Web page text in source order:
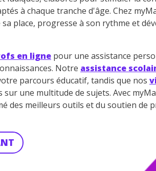
à chaque tranche d'âge. Chez
place, progresse à son rythme et
en ligne pour une assistance
Notre assistance
parcours éducatif, tandis que nos
sur une multitude de sujets. Avec
des meilleurs outils et du soutien de
de vos données
notre charte.